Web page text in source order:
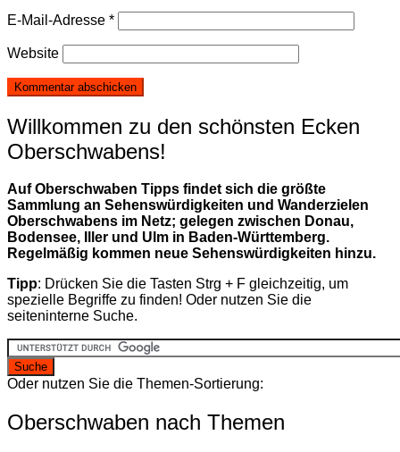
E-Mail-Adresse *
Website
Willkommen zu den schönsten Ecken
Oberschwabens!
Auf Oberschwaben Tipps findet sich die größte
Sammlung an Sehenswürdigkeiten und Wanderzielen
Oberschwabens im Netz; gelegen zwischen Donau,
Bodensee, Iller und Ulm in Baden-Württemberg.
Regelmäßig kommen neue Sehenswürdigkeiten hinzu.
Tipp: Drücken Sie die Tasten Strg + F gleichzeitig, um
spezielle Begriffe zu finden! Oder nutzen Sie die
seiteninterne Suche.
Oder nutzen Sie die Themen-Sortierung:
Oberschwaben nach Themen